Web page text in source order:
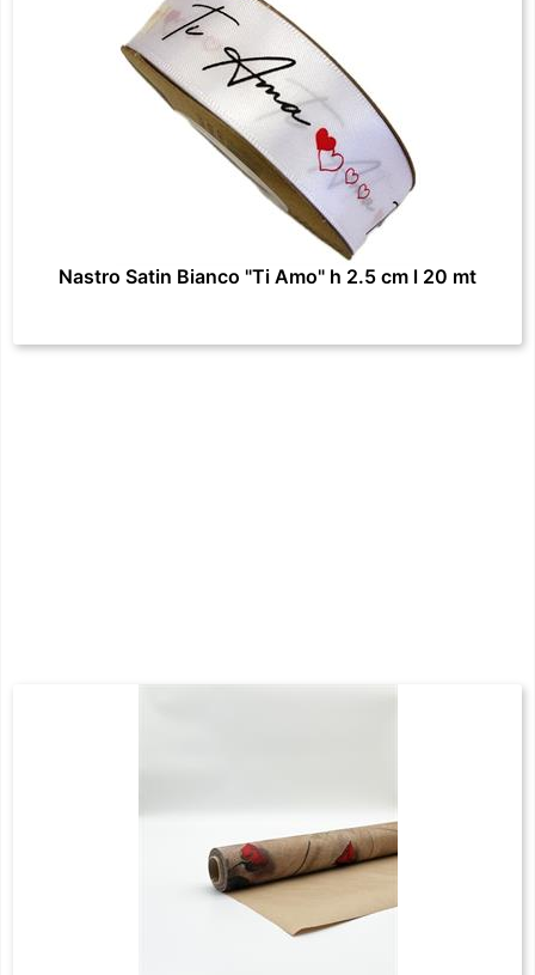
Nastro Satin Bianco "Ti Amo" h 2.5 cm l 20 mt